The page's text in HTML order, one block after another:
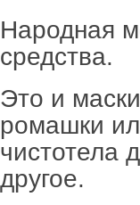
Народная
средства.
Это и
ромашки
чистотела
другое.